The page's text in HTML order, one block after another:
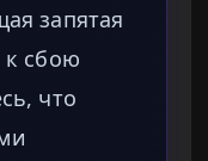
запятая
к сбою
что